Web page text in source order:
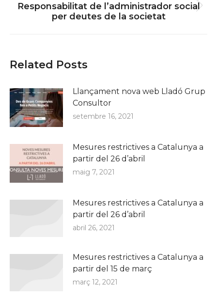
Next
post:
Responsabilitat de l’administrador social
per deutes de la societat
Related Posts
Llançament nova web Lladó Grup
Consultor
setembre 16, 2021
Mesures restrictives a Catalunya a
partir del 26 d’abril
maig 7, 2021
Mesures restrictives a Catalunya a
partir del 26 d’abril
abril 26, 2021
Mesures restrictives a Catalunya a
partir del 15 de març
març 12, 2021